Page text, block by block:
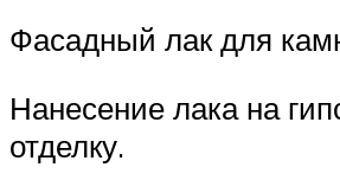
Фасадный лак для
Нанесение лака на
отделку.